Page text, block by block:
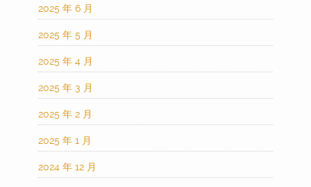
2025 年 6 月
2025 年 5 月
2025 年 4 月
2025 年 3 月
2025 年 2 月
2025 年 1 月
2024 年 12 月